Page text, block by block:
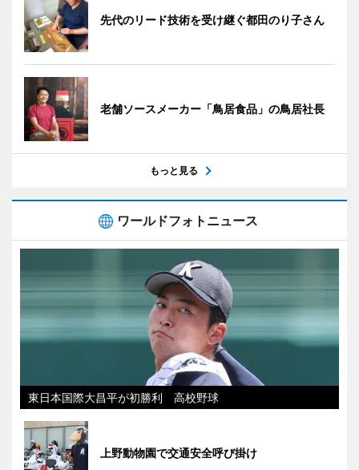
先代のリード技術を受け継ぐ都田のり子さん
老舗ソースメーカー「鳥居食品」の鳥居社長
もっと見る
ワールドフォトニュース
東日本国際大昌平が初勝利 高校野球
上野動物園で交通安全呼び掛け